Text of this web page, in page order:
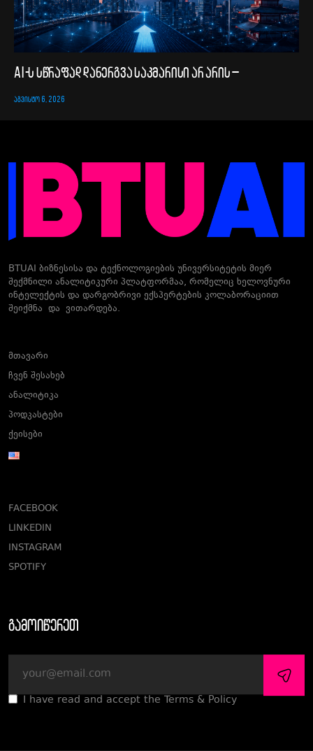
AI-ს სწრაფად დანერგვა საკმარისი არ არის –
ᲐᲒᲕᲘᲡᲢᲝ 6, 2026
BTUAI ბიზნესისა და ტექნოლოგიების უნივერსიტეტის მიერ
შექმნილი ანალიტიკური პლატფორმაა, რომელიც ხელოვნური
ინტელექტის და დარგობრივი ექსპერტების კოლაბორაციით
შეიქმნა და ვითარდება.
მთავარი
ჩვენ შესახებ
ანალიტიკა
პოდკასტები
ქეისები
FACEBOOK
LINKEDIN
INSTAGRAM
SPOTIFY
გამოიწერეთ
I have read and accept the Terms & Policy